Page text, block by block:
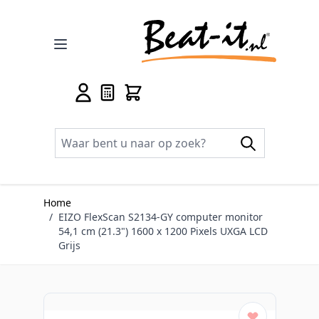
Home
/ EIZO FlexScan S2134-GY computer monitor
54,1 cm (21.3") 1600 x 1200 Pixels UXGA LCD
Grijs